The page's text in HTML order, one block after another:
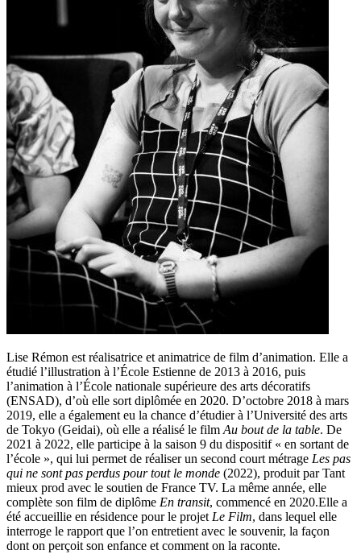
Lise Rémon est réalisatrice et animatrice de film d’animation. Elle a
étudié l’illustration à l’École Estienne de 2013 à 2016, puis
l’animation à l’École nationale supérieure des arts décoratifs
(ENSAD), d’où elle sort diplômée en 2020. D’octobre 2018 à mars
2019, elle a également eu la chance d’étudier à l’Université des arts
de Tokyo (Geidai), où elle a réalisé le film Au bout de la table. De
2021 à 2022, elle participe à la saison 9 du dispositif « en sortant de
l’école », qui lui permet de réaliser un second court métrage Les pas
qui ne sont pas perdus pour tout le monde (2022), produit par Tant
mieux prod avec le soutien de France TV. La même année, elle
complète son film de diplôme En transit, commencé en 2020.Elle a
été accueillie en résidence pour le projet Le Film, dans lequel elle
interroge le rapport que l’on entretient avec le souvenir, la façon
dont on perçoit son enfance et comment on la raconte.